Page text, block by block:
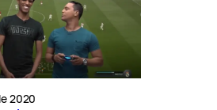
2020